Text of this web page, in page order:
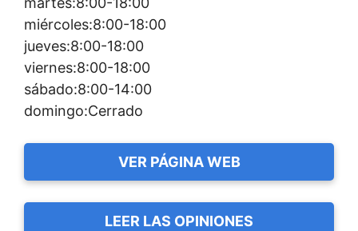
miércoles:8:00-18:00
jueves:8:00-18:00
viernes:8:00-18:00
sábado:8:00-14:00
domingo:Cerrado
VER PÁGINA WEB
LEER LAS OPINIONES